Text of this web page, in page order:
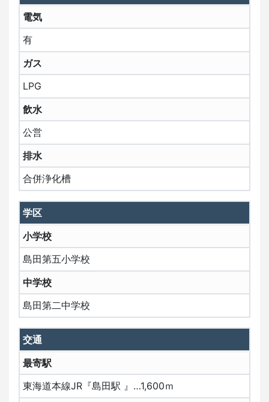
電気
有
ガス
LPG
飲水
公営
排水
合併浄化槽
学区
小学校
島田第五小学校
中学校
島田第二中学校
交通
最寄駅
東海道本線JR『島田駅 』…1,600ｍ